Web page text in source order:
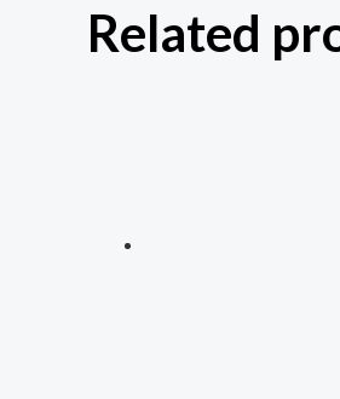
Related